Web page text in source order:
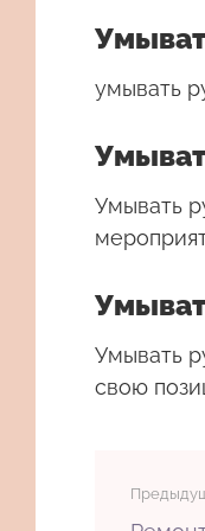
умывать
Умывать
Умывать
свою